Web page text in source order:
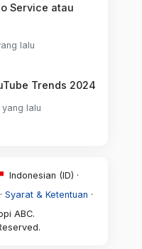
Service atau
lalu
Trends 2024
yang lalu
Indonesian (ID) ·
· Syarat & Ketentuan ·
ABC.